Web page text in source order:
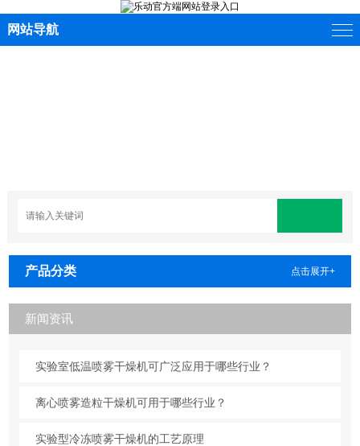
网站导航
产品分类 点击展开+
新闻资讯
实验室低温喷雾干燥机可广泛应用于哪些行业？
离心喷雾造粒干燥机可用于哪些行业？
实验型冷冻喷雾干燥机的工艺原理